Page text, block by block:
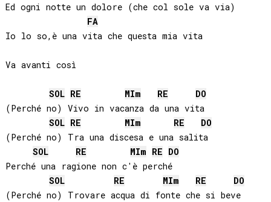
Ed ogni notte un dolore (che col sole va via)
FA
Io lo so,è una vita che questa mia vita
Va avanti così
SOL RE MIm RE
DO
(Perché no) Vivo in vacanza da una vita
SOL RE MIm RE
DO
(Perché no) Tra una discesa e una salita
SOL
RE MIm RE DO
Perché una ragione non c'è perché
SOL
RE MIm RE
DO
(Perché no) Trovare acqua di fonte che si beve